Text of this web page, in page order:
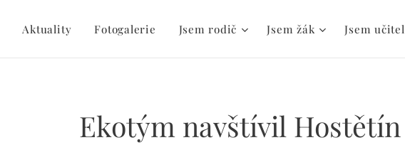
Aktuality Fotogalerie Jsem rodič Jsem žák Jsem učitel
Ekotým navštívil Hostětín